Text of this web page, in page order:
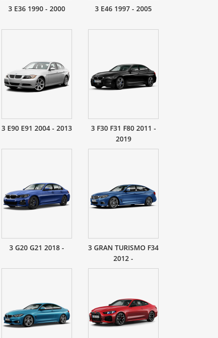
3 E36 1990 - 2000 3 E46 1997 - 2005
3 E90 E91 2004 - 2013
3 F30 F31 F80 2011 -
2019
3 G20 G21 2018 -
3 GRAN TURISMO F34
2012 -